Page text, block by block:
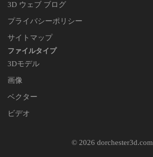
3D ウェブ ブログ
プライバシーポリシー
サイトマップ
ファイルタイプ
3Dモデル
画像
ベクター
ビデオ
© 2026 dorchester3d.com